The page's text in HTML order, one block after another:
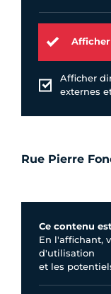
Afficher
externes
Rue Pierre
Ce contenu
En l'affichant,
d'utilisation
et les